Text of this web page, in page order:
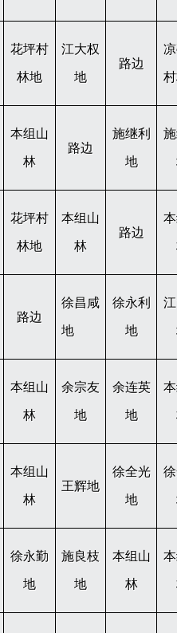
花坪村
林地
江大权
地
路边
本组山
林
路边
施继利
地
花坪村
林地
本组山
林
路边
路边
徐昌咸
地
徐永利
地
本组山
林
余宗友
地
余连英
地
本组山
林
王辉地
徐全光
地
徐永勤
地
施良枝
地
本组山
林